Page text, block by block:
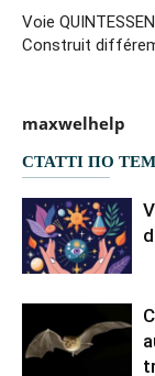
Voie
Construit
maxwelhelp
СТАТТІ ПО